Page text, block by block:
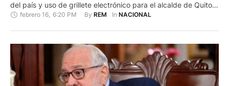
del país y uso de grillete electrónico para el alcalde de Quito,
Jorge Yunda por el caso de compras de pruebas PCR.
febrero 16 6:20 PM By REM In NACIONAL